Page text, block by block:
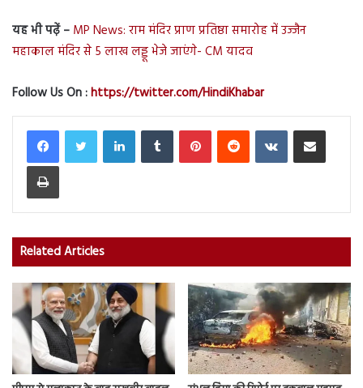
यह भी पढ़ें – MP News: राम मंदिर प्राण प्रतिष्ठा समारोह में उज्जैन
महाकाल मंदिर से 5 लाख लड्डू भेजे जाएंगे- CM यादव
Follow Us On :https://twitter.com/HindiKhabar
LinkedInTumblr PinterestReddit VKontakteShare via Email
Print
Related Articles